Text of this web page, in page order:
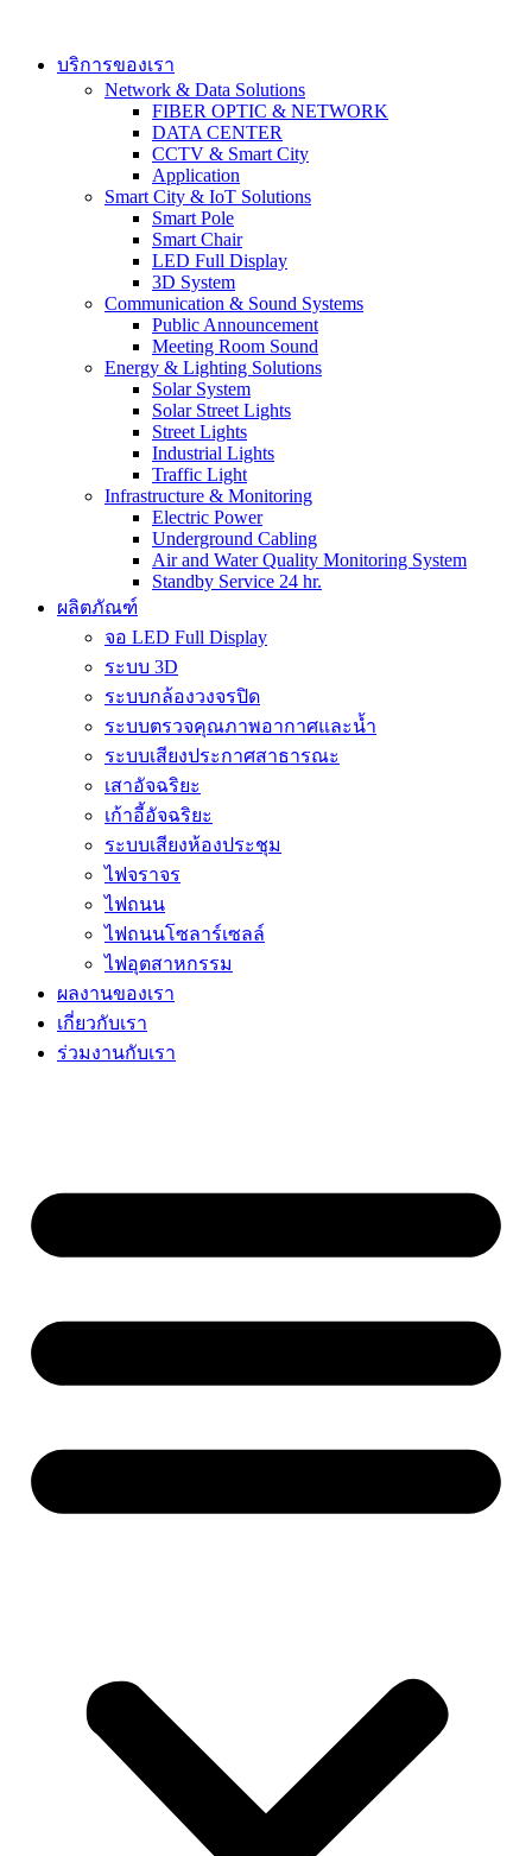
contentบริการของเรา
Network & Data Solutions
FIBER OPTIC & NETWORK​
DATA CENTER
CCTV & Smart City
Application
Smart City & IoT Solutions
Smart Pole
Smart Chair
LED Full Display
3D System
Communication & Sound Systems
Public Announcement
Meeting Room Sound
Energy & Lighting Solutions
Solar System
Solar Street Lights
Street Lights
Industrial Lights
Traffic Light
Infrastructure & Monitoring
Electric Power
Underground Cabling
Air and Water Quality Monitoring System
Standby Service 24 hr.
ผลิตภัณฑ์
จอ LED Full Display
ระบบ 3D
ระบบกล้องวงจรปิด
ระบบตรวจคุณภาพอากาศและน้ำ
ระบบเสียงประกาศสาธารณะ
เสาอัจฉริยะ
เก้าอี้อัจฉริยะ
ระบบเสียงห้องประชุม
ไฟจราจร
ไฟถนน
ไฟถนนโซลาร์เซลล์
ไฟอุตสาหกรรม
ผลงานของเรา
เกี่ยวกับเรา
ร่วมงานกับเรา